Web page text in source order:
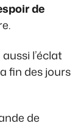
de
l’éclat
fin des jours
de